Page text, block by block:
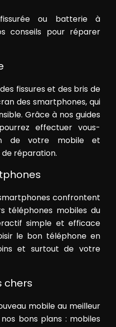
ou batterie à
conseils pour réparer
fissures et des bris de
des smartphones, qui
Grâce à nos guides
effectuer vous-
de votre mobile et
réparation.
confrontent
téléphones mobiles du
simple et efficace
le bon téléphone en
et surtout de votre
chers
mobile au meilleur
bons plans : mobiles